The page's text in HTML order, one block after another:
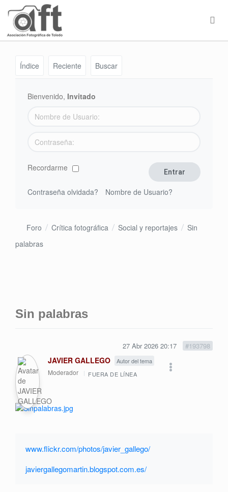
Índice Reciente Buscar
Bienvenido, Invitado
Recordarme
Contraseña olvidada? Nombre de Usuario?
Foro Crítica fotográfica Social y reportajes
Sin
palabras
Sin palabras
27 Abr 2026 20:17 #193798
JAVIER GALLEGO Autor del tema
Moderador FUERA DE LÍNEA
www.flickr.com/photos/javier_gallego/
javiergallegomartin.blogspot.com.es/